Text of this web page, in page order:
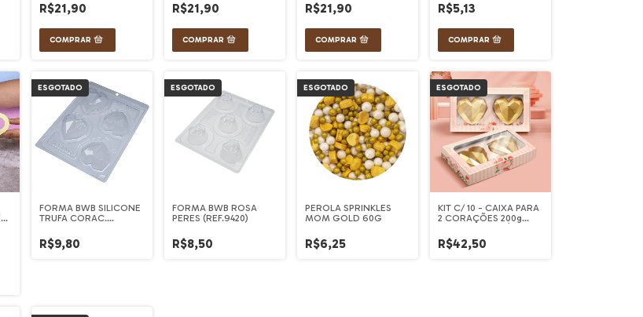
R$21,90 R$21,90 R$21,90 R$5,13
ESGOTADO
FORMA BWB SILICONE
TRUFA CORAC.
R$9,80
ESGOTADO
FORMA BWB ROSA
PERES (REF.9420)
R$8,50
ESGOTADO
PEROLA SPRINKLES
MOM GOLD 60G
R$6,25
ESGOTADO
KIT C/ 10 - CAIXA PARA
2 CORAÇÕES 200g
R$42,50